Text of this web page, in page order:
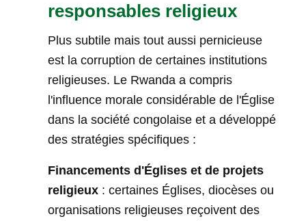
responsables religieux
Plus subtile mais tout aussi pernicieuse
est la corruption de certaines institutions
religieuses. Le Rwanda a compris
l'influence morale considérable de l'Église
dans la société congolaise et a développé
des stratégies spécifiques :
Financements d'Églises et de projets
religieux : certaines Églises, diocèses ou
organisations religieuses reçoivent des